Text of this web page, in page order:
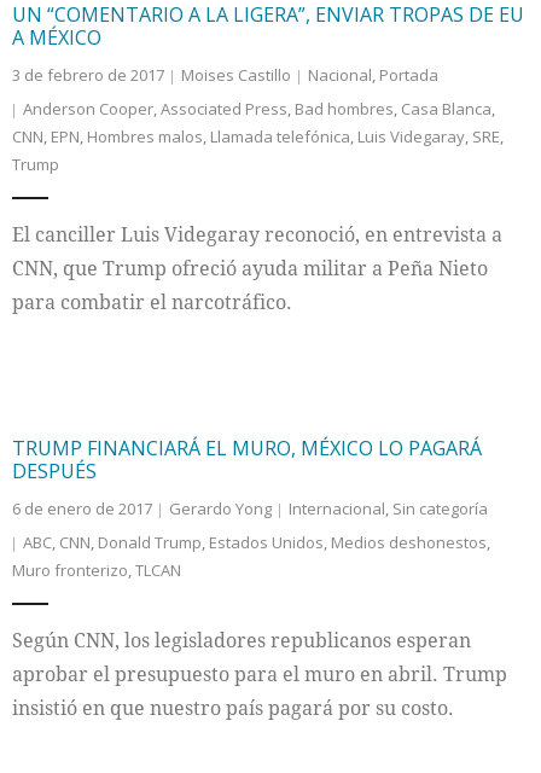
UN “COMENTARIO A LA LIGERA”, ENVIAR TROPAS DE EU
A MÉXICO
3 de febrero de 2017 Moises Castillo Nacional, Portada
Anderson Cooper,Associated Press, Bad hombres, Casa Blanca,
CNN, EPN, Hombres malos, Llamada telefónica, Luis Videgaray, SRE,
Trump
El canciller Luis Videgaray reconoció, en entrevista a
CNN, que Trump ofreció ayuda militar a Peña Nieto
para combatir el narcotráfico.
TRUMP FINANCIARÁ EL MURO, MÉXICO LO PAGARÁ
DESPUÉS
6 de enero de 2017 Gerardo Yong Internacional, Sin categoría
ABC, CNN, Donald Trump, Estados Unidos, Medios deshonestos,
Muro fronterizo,TLCAN
Según CNN, los legisladores republicanos esperan
aprobar el presupuesto para el muro en abril. Trump
insistió en que nuestro país pagará por su costo.